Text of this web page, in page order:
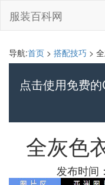
服装百科网
导航:首页 > 搭配技巧 >
点击使用免费
全灰色
发布时间